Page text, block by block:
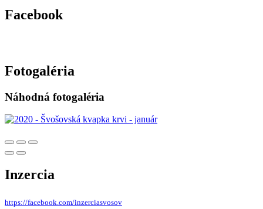
Facebook
Fotogaléria
Náhodná fotogaléria
Inzercia
https://facebook.com/inzerciasvosov